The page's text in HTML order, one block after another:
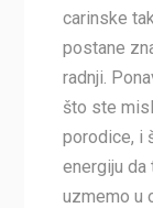
carinske
postane
radnji.
što ste
porodice, i
energiju
uzmemo u